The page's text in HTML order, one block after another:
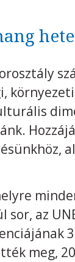
RSS
hete
az
meg,